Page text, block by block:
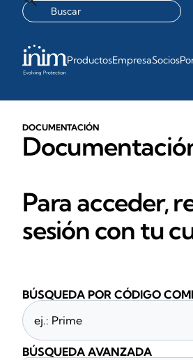
ProductosEmpresaSocios
DOCUMENTACIÓN
Para acceder,
sesión con tu
BÚSQUEDA POR CÓDIGO
BÚSQUEDA AVANZADA